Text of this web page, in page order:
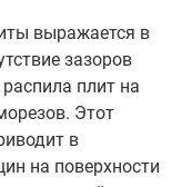
выражается в
зазоров
плит на
Этот
в
на поверхности